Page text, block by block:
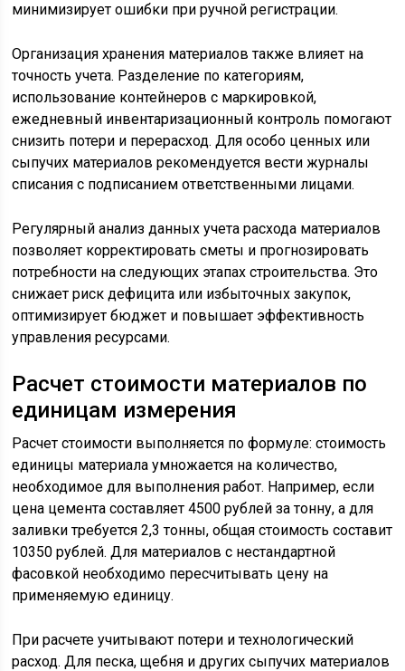
минимизирует ошибки при ручной регистрации.
Организация хранения материалов также влияет на
точность учета. Разделение по категориям,
использование контейнеров с маркировкой,
ежедневный инвентаризационный контроль помогают
снизить потери и перерасход. Для особо ценных или
сыпучих материалов рекомендуется вести журналы
списания с подписанием ответственными лицами.
Регулярный анализ данных учета расхода материалов
позволяет корректировать сметы и прогнозировать
потребности на следующих этапах строительства. Это
снижает риск дефицита или избыточных закупок,
оптимизирует бюджет и повышает эффективность
управления ресурсами.
Расчет стоимости материалов по
единицам измерения
Расчет стоимости выполняется по формуле: стоимость
единицы материала умножается на количество,
необходимое для выполнения работ. Например, если
цена цемента составляет 4500 рублей за тонну, а для
заливки требуется 2,3 тонны, общая стоимость составит
10350 рублей. Для материалов с нестандартной
фасовкой необходимо пересчитывать цену на
применяемую единицу.
При расчете учитывают потери и технологический
расход. Для песка, щебня и других сыпучих материалов